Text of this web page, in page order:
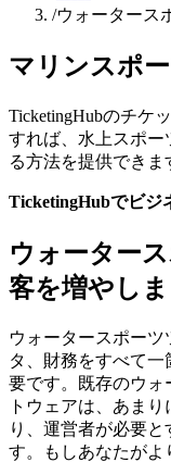
/ウォータース
マリンスポ
TicketingHubのチケ
すれば、水上スポー
る方法を提供できま
TicketingHubでビジ
ウォーター
客を増やし
ウォータースポー
タ、財務をすべて
要です。既存のウォ
トウェアは、あま
り、運営者が必要
す。もしあなたがよ